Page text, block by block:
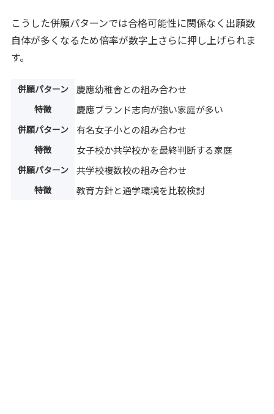
こうした併願パターンでは合格可能性に関係なく出願数
自体が多くなるため倍率が数字上さらに押し上げられま
す。
併願パターン 慶應幼稚舎との組み合わせ
特徴 慶應ブランド志向が強い家庭が多い
併願パターン 有名女子小との組み合わせ
特徴 女子校か共学校かを最終判断する家庭
併願パターン 共学校複数校の組み合わせ
特徴 教育方針と通学環境を比較検討